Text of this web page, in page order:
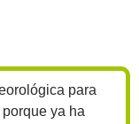
para
ya ha